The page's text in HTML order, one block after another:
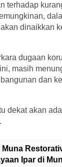
terhadap
dinaikkan
dugaan
masih
dan
dekat akan
Muna
Ipar di